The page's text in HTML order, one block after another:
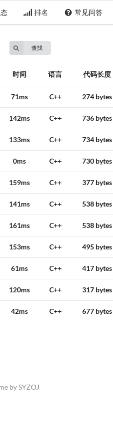
排名 常见问答
查找
时间 语言 代码长度
71ms C++ 274 bytes
142ms C++ 736 bytes
133ms C++ 734 bytes
0ms C++ 730 bytes
159ms C++ 377 bytes
141ms C++ 538 bytes
161ms C++ 538 bytes
153ms C++ 495 bytes
61ms C++ 417 bytes
120ms C++ 317 bytes
42ms C++ 677 bytes
bySYZOJ